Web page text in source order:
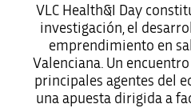
VLC Health&I Day
investigación, el
emprendimiento en
Valenciana. Un
principales agentes del
una apuesta dirigida a